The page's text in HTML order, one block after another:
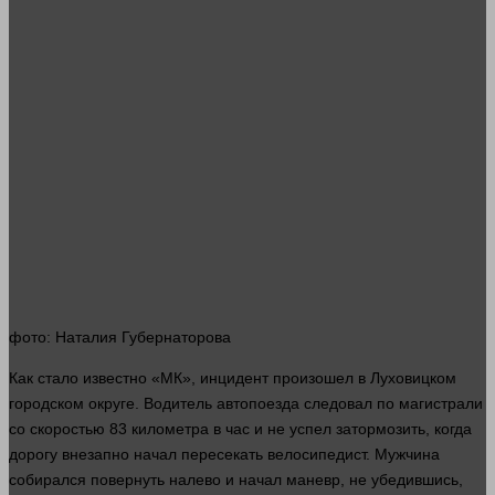
фото: Наталия Губернаторова
Как стало известно «МК», инцидент произошел в Луховицком
городском округе. Водитель автопоезда следовал по магистрали
со скоростью 83 километра в час и не успел затормозить, когда
дорогу внезапно начал пересекать велосипедист. Мужчина
собирался повернуть налево и начал маневр, не убедившись,